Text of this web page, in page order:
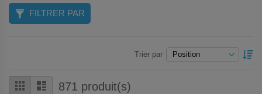
Grille Liste871 produit(s)
Trier par
FILTRER PAR